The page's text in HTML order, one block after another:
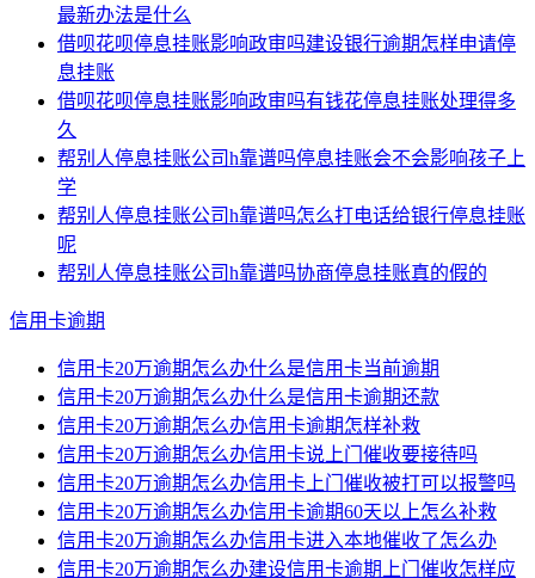
最新办法是什么
借呗花呗停息挂账影响政审吗建设银行逾期怎样申请停
息挂账
借呗花呗停息挂账影响政审吗有钱花停息挂账处理得多
久
帮别人停息挂账公司h靠谱吗停息挂账会不会影响孩子上
学
帮别人停息挂账公司h靠谱吗怎么打电话给银行停息挂账
呢
帮别人停息挂账公司h靠谱吗协商停息挂账真的假的
信用卡逾期
信用卡20万逾期怎么办什么是信用卡当前逾期
信用卡20万逾期怎么办什么是信用卡逾期还款
信用卡20万逾期怎么办信用卡逾期怎样补救
信用卡20万逾期怎么办信用卡说上门催收要接待吗
信用卡20万逾期怎么办信用卡上门催收被打可以报警吗
信用卡20万逾期怎么办信用卡逾期60天以上怎么补救
信用卡20万逾期怎么办信用卡进入本地催收了怎么办
信用卡20万逾期怎么办建设信用卡逾期上门催收怎样应